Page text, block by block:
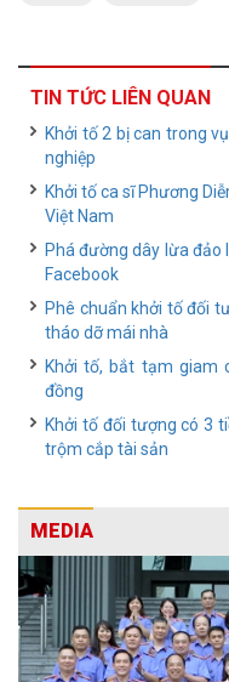
TIN TỨC LIÊN QUAN
Khởi tố 2 bị can trong
nghiệp
Khởi tố ca sĩ Phương
Việt Nam
Phá đường dây lừa đảo
Facebook
Phê chuẩn khởi tố đối
tháo dỡ mái nhà
Khởi tố, bắt tạm giam
đồng
Khởi tố đối tượng có 3
trộm cắp tài sản
MEDIA